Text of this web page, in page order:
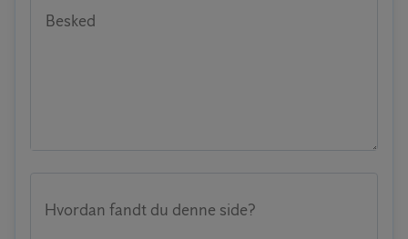
Besked
Hvordan fandt du denne side?